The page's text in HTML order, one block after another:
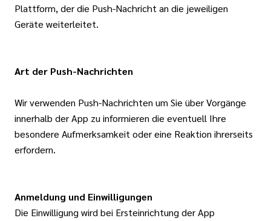
Plattform, der die Push-Nachricht an die jeweiligen
Geräte weiterleitet.
Art der Push-Nachrichten
Wir verwenden Push-Nachrichten um Sie über Vorgänge
innerhalb der App zu informieren die eventuell Ihre
besondere Aufmerksamkeit oder eine Reaktion ihrerseits
erfordern.
Anmeldung und Einwilligungen
Die Einwilligung wird bei Ersteinrichtung der App